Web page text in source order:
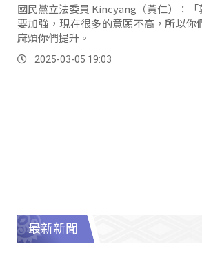
國民黨立法委員 Kincyang（黃仁）：
要加強，現在很多的意願不高，所以你
麻煩你們提升。
2025-03-05 19:03
最新新聞